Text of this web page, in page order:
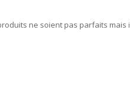
ne soient pas parfaits mais